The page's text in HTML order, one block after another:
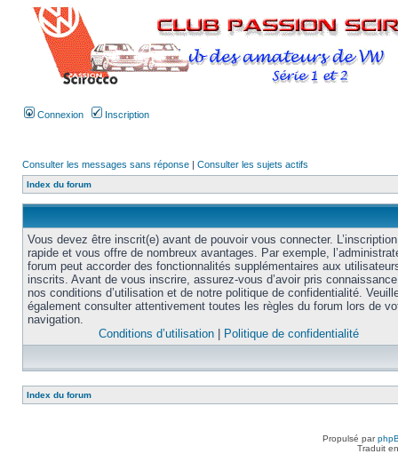
Connexion Inscription
Consulter les messages sans réponse | Consulter les sujets actifs
Index du forum
Vous devez être inscrit(e) avant de pouvoir vous connecter.
rapide et vous offre de nombreux avantages. Par exemple,
forum peut accorder des fonctionnalités supplémentaires aux
inscrits. Avant de vous inscrire, assurez-vous d’avoir pris
nos conditions d’utilisation et de notre politique de confidentialité.
également consulter attentivement toutes les règles du forum lors de
navigation.
Conditions d’utilisation
Politique de confidentialité
Index du forum
Propulsé par
Traduit